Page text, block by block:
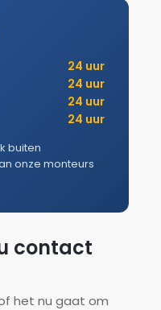
24 uur
24 uur
24 uur
24 uur
buiten
onze monteurs
contact
het nu gaat om